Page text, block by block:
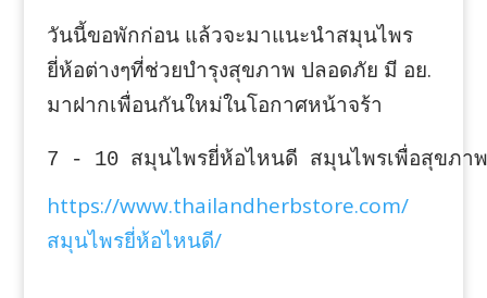
วันนี้ขอพักก่อน แล้วจะมาแนะนำสมุนไพร
ยี่ห้อต่างๆที่ช่วยบำรุงสุขภาพ ปลอดภัย มี อย.
มาฝากเพื่อนกันใหม่ในโอกาศหน้าจร้า
7 - 10 สมุนไพรยี่ห้อไหนดี สมุนไพรเพื่อสุขภา
https://www.thailandherbstore.com/
สมุนไพรยี่ห้อไหนดี/